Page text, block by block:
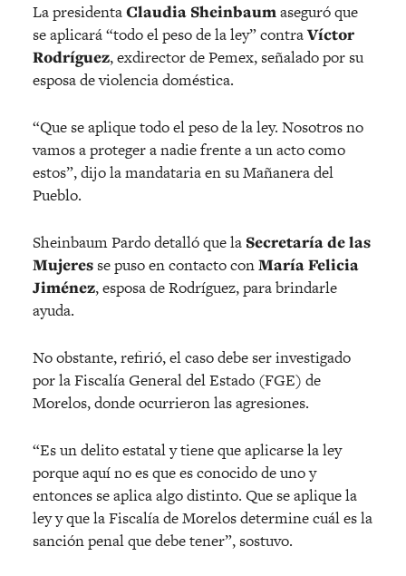
La presidentaClaudia Sheinbaumaseguró que
se aplicará “todo el peso de la ley” contraVíctor
Rodríguez, exdirector de Pemex, señalado por su
esposa de violencia doméstica.
“Que se aplique todo el peso de la ley. Nosotros no
vamos a proteger a nadie frente a un acto como
estos”, dijo la mandataria en su Mañanera del
Pueblo.
Sheinbaum Pardo detalló que la Secretaría de las
Mujeresse puso en contacto conMaría Felicia
Jiménez, esposa de Rodríguez, para brindarle
ayuda.
No obstante, refirió, el caso debe ser investigado
por la Fiscalía General del Estado (FGE) de
Morelos, donde ocurrieron las agresiones.
“Es un delito estatal y tiene que aplicarse la ley
porque aquí no es que es conocido de uno y
entonces se aplica algo distinto. Que se aplique la
ley y que la Fiscalía de Morelos determine cuál es la
sanción penal que debe tener”, sostuvo.